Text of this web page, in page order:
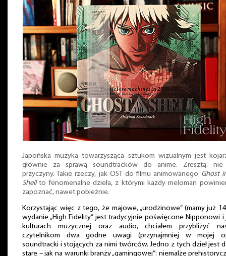
Japońska muzyka towarzysząca sztukom wizualnym jest
głównie za sprawą soundtracków do anime. Zresztą:
przyczyny. Takie rzeczy, jak OST do filmu animowanego Ghost
Shellto fenomenalne dzieła, z którymi każdy meloman
zapoznać, nawet pobieżnie.
Korzystając więc z tego, że majowe, „urodzinowe” (mamy już
wydanie „High Fidelity” jest tradycyjnie poświęcone Nipponowi
kulturach muzycznej oraz audio, chciałem przybliżyć
czytelnikom dwa godne uwagi (przynajmniej w mojej
soundtracki i stojących za nimi twórców. Jedno z tych dzieł jest
stare – jak na warunki branży „gamingowej”: niemalże